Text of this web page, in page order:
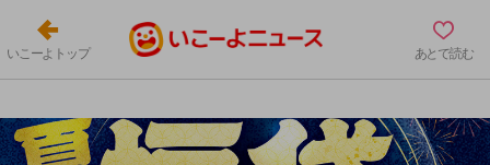
いこーよトップ あとで読む